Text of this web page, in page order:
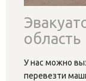
область
У нас можно
перевезти